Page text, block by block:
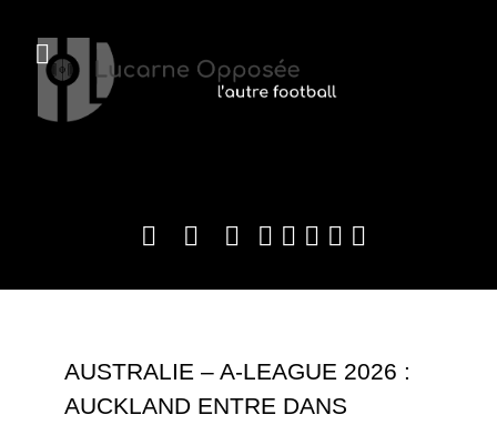
AUSTRALIE – A-LEAGUE 2026 :
AUCKLAND ENTRE DANS